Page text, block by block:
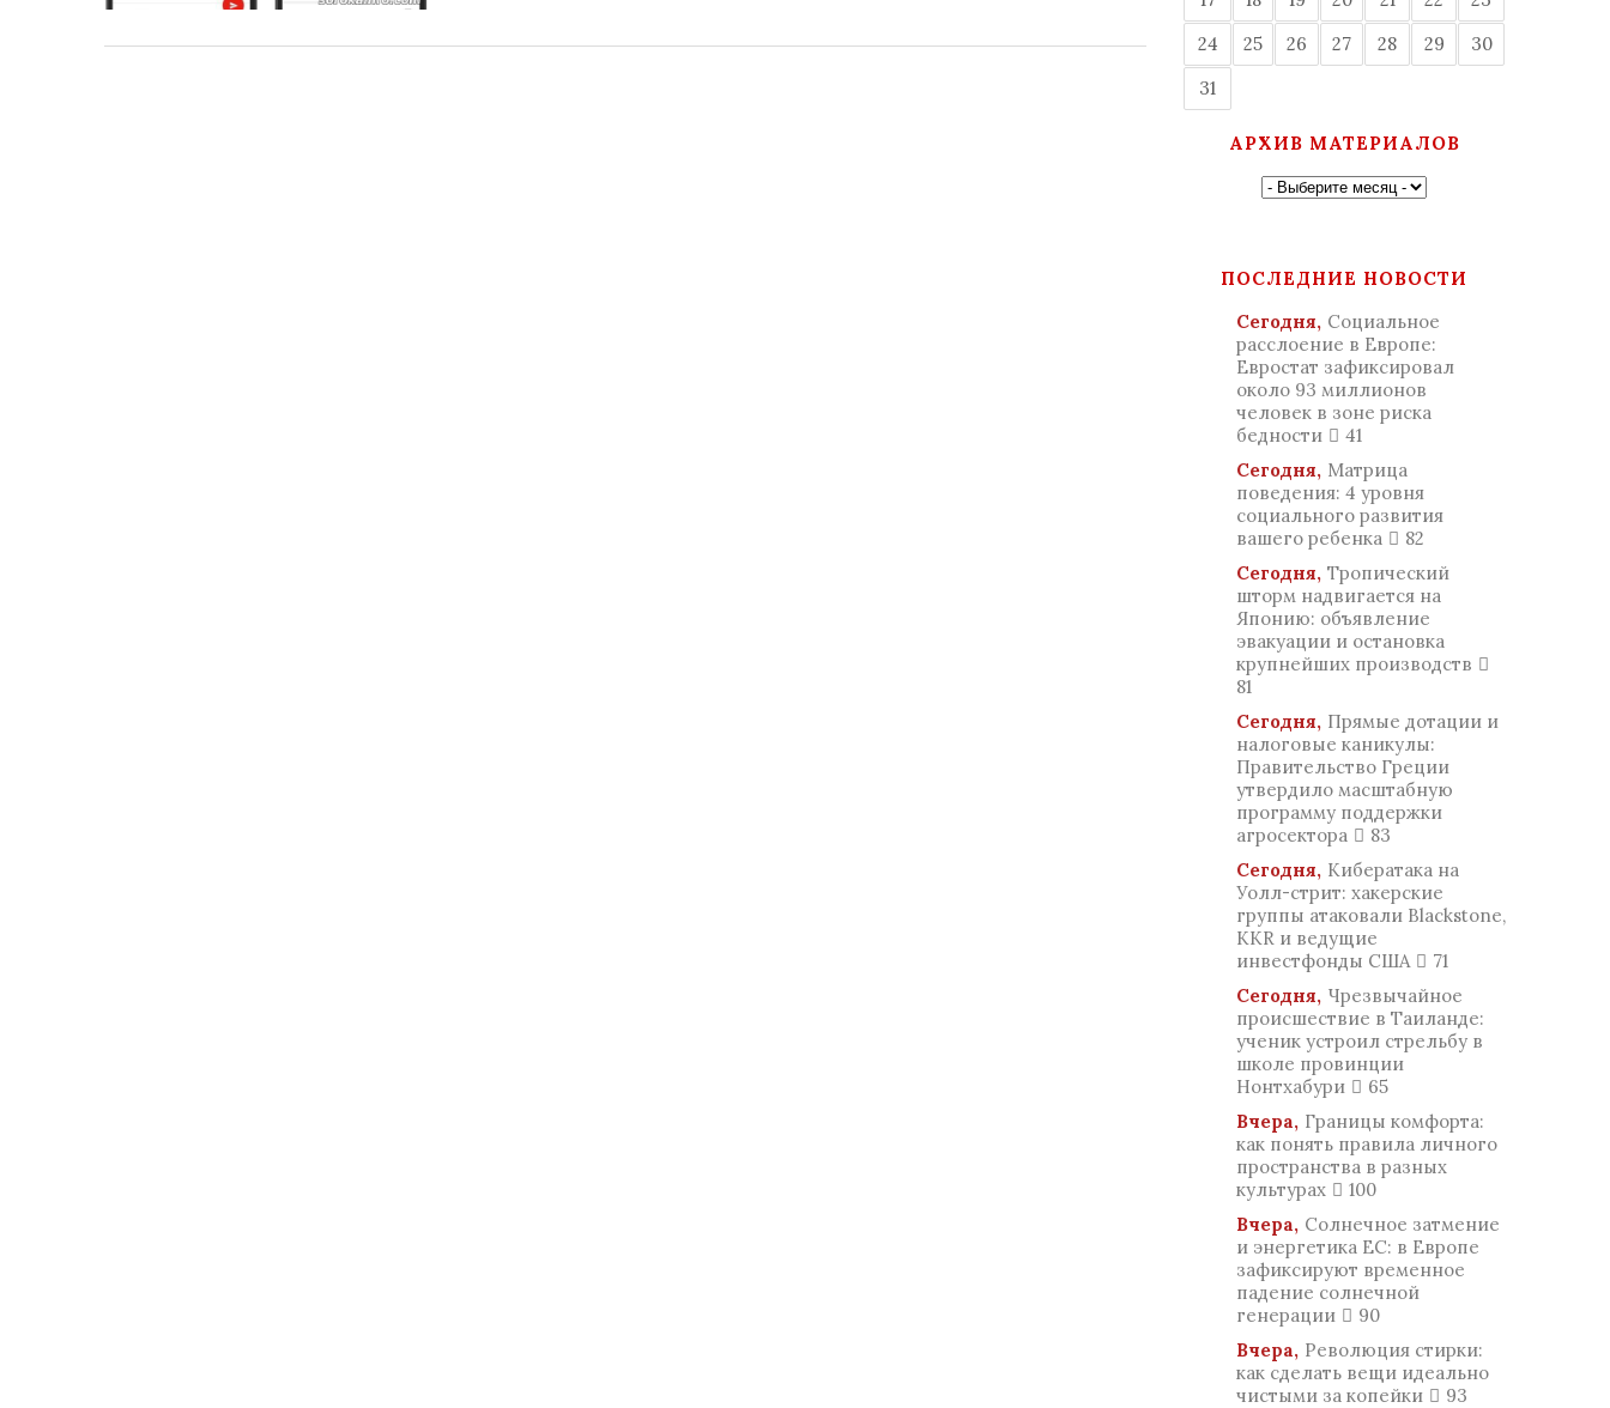
24
25 26 27 28 29
30
31
АРХИВ МАТЕРИАЛОВ
ПОСЛЕДНИЕ НОВОСТИ
Сегодня, Социальное
расслоение в Европе:
Евростат зафиксировал
около 93 миллионов
человек в зоне риска
бедности
41
Сегодня, Матрица
поведения: 4 уровня
социального развития
вашего ребенка
82
Сегодня, Тропический
шторм надвигается на
Японию: объявление
эвакуации и остановка
крупнейших производств
81
Сегодня, Прямые дотации и
налоговые каникулы:
Правительство Греции
утвердило масштабную
программу поддержки
агросектора
83
Сегодня, Кибератака на
Уолл-стрит: хакерские
группы атаковали Blackstone,
KKR и ведущие
инвестфонды США
71
Сегодня, Чрезвычайное
происшествие в Таиланде:
ученик устроил стрельбу в
школе провинции
Нонтхабури
65
Вчера, Границы комфорта:
как понять правила личного
пространства в разных
культурах
100
Вчера, Солнечное затмение
и энергетика ЕС: в Европе
зафиксируют временное
падение солнечной
генерации
90
Вчера, Революция стирки:
как сделать вещи идеально
чистыми за копейки
93